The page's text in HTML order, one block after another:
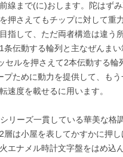
線まで(に)おします。陀はず
押さえてもチップに対して重
指して、ただ両者構造は違う
条伝動する輪列と主なぜんまい
セルを押さえて2本伝動する輪
プために動力を提供して、もう
速度を載せるに用います。
リーズ一貫している華美な格
層は小屋を表してかすかに押
エナメル時計文字盤をはめ込